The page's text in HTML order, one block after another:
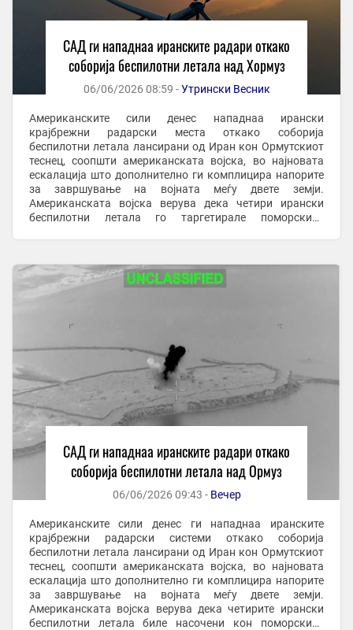
САД ги нападнаа иранските радари откако
соборија беспилотни летала над Хормуз
06/06/2026 08:59 -Утрински Весник
Американските сили денес нападнаа ирански
крајбрежни радарски места откако соборија
беспилотни летала лансирани од Иран кон Ормутскиот
теснец, соопшти американската војска, во најновата
ескалација што дополнително ги комплицира напорите
за завршување на војната меѓу двете земји.
Американската војска верува дека четири ирански
беспилотни летала го таргетирале поморскиот
САД ги нападнаа иранските радари откако
соборија беспилотни летала над Ормуз
06/06/2026 09:43 - Вечер
Американските сили денес ги нападнаа иранските
крајбрежни радарски системи откако соборија
беспилотни летала лансирани од Иран кон Ормутскиот
теснец, соопшти американската војска, во најновата
ескалација што дополнително ги комплицира напорите
за завршување на војната меѓу двете земји.
Американската војска верува дека четирите ирански
беспилотни летала биле насочени кон поморскиот